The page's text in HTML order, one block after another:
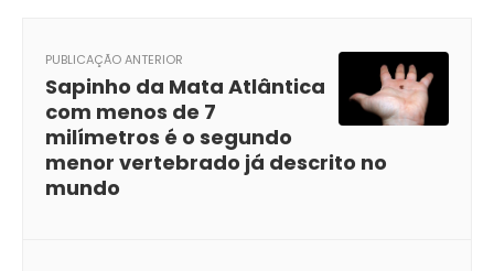
PUBLICAÇÃO ANTERIOR
Sapinho da Mata Atlântica
com menos de 7
milímetros é o segundo
menor vertebrado já descrito no
mundo